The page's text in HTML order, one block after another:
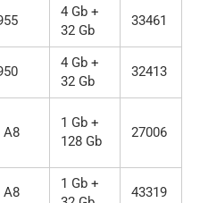
4 Gb +
32 Gb
33461
4 Gb +
32 Gb
32413
A8
1 Gb +
128 Gb
27006
A8
1 Gb +
43319